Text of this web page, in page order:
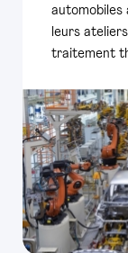
automobiles
leurs
traitement